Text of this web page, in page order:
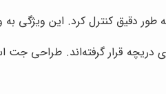
دقیق کنترل کرد. این ویژگی
دریچه قرار گرفته‌اند.